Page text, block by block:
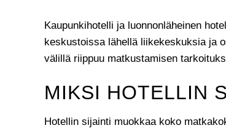
Kaupunkihotelli ja luonnonläheinen
keskustoissa lähellä liikekeskuksia ja
välillä riippuu matkustamisen
MIKSI HOTELLIN
Hotellin sijainti muokkaa koko